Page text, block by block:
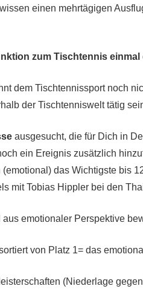
einen mehrtägigen
zum Tischtennis
dem Tischtennissport noch
der Tischtenniswelt tätig
ausgesucht, die für Dich in
ein Ereignis zusätzlich
(emotional) das Wichtigste
mit Tobias Hippler bei den
emotionaler Perspektive
von Platz 1= das
(Niederlage